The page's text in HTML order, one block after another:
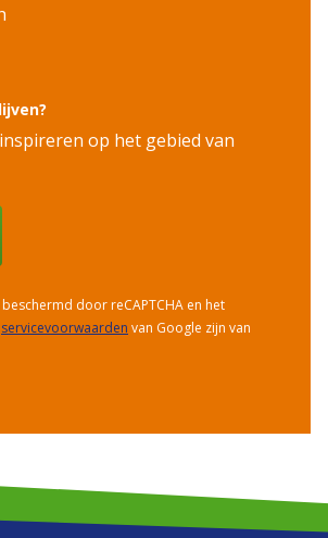
op het gebied van
door reCAPTCHA en het
servicevoorwaarden van Google zijn van